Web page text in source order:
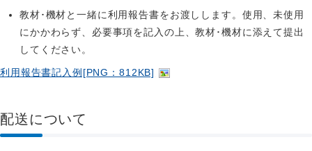
教材･機材と一緒に利用報告書をお渡しします。使用、未使用
にかかわらず、必要事項を記入の上、教材･機材に添えて提出
してください。
利用報告書記入例[PNG：812KB]
配送について